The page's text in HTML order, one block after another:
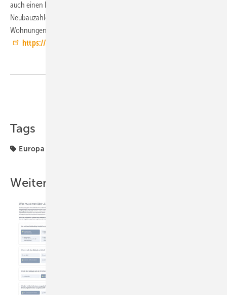
auch einen kleinen Blick in die Zukunft geworfen. Danach dürften die
Neubauzahlen bis 2015 um rund 15 % auf 3,0 fertiggestellte
Wohnungen pro 1000 Einwohner ansteigen.
https://www.lbs.de/
Tags
Europa
Weitere Inhalte